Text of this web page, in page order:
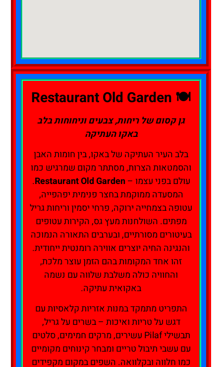
🍽️ Restaurant Old Garden
גן קסום של ריחות, צבעים וניחוחות בלב
באקו העתיקה
בלב העיר העתיקה של באקו, בין חומות האבן
והסמטאות הצרות, מסתתר מקום שמרגיש כמו
עולם בפני עצמו –Restaurant Old Garden
.
המסעדה ממוקמת בחצר פנימית יפהפייה,
עטופה בצמחייה ירוקה, פרחי יסמין וריחות גריל
מפתים. השולחנות מעץ גס, הקירות עטופים
בעיטורים מסורתיים, ובערבים התאורה הנמוכה
והנגינה החיה יוצרים אווירה רומנטית ייחודית.
זהו אחד המקומות בהם הזמן עוצר מלכת,
והחוויה כולה משלבת שלווה עם נשמה
באקואית עתיקה.
התפריט מתמקד במנות אזריות קלאסיות עם
דגש על טריות ואיכות – בשרים על גריל,
תבשילי Pilaf עשירים, מרקים חמימים, סלטים
עם עשבי תיבול טריים ומבחר קינוחים מקומיים
כמו חלווה ובקלוואה. השפים במקום מקפידים